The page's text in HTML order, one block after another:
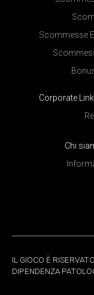
Scommesse
Corporate Link
Chi
IL GIOCO È
DIPENDENZA